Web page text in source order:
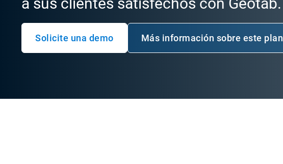
Solicite una demo Más información sobre este plan